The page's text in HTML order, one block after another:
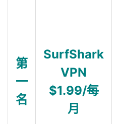
第
一
名
SurfShark
VPN
$1.99/每
月